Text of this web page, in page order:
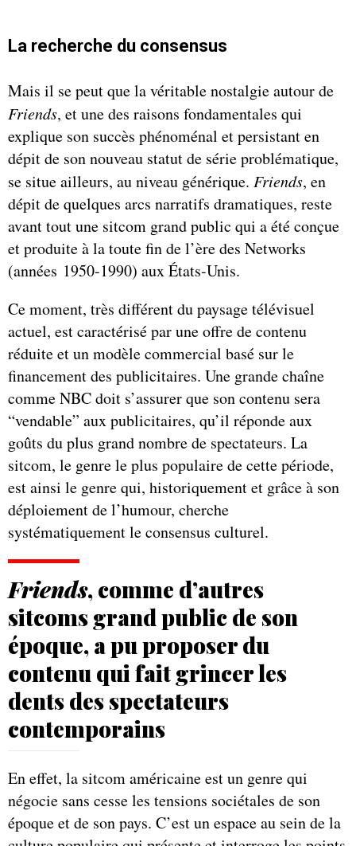
La recherche du consensus
Mais il se peut que la véritable nostalgie autour de
Friends, et une des raisons fondamentales qui
explique son succès phénoménal et persistant en
dépit de son nouveau statut de série problématique,
se situe ailleurs, au niveau générique. Friends, en
dépit de quelques arcs narratifs dramatiques, reste
avant tout une sitcom grand public qui a été conçue
et produite à la toute fin de l’ère des Networks
(années 1950-1990) aux États-Unis.
Ce moment, très différent du paysage télévisuel
actuel, est caractérisé par une offre de contenu
réduite et un modèle commercial basé sur le
financement des publicitaires. Une grande chaîne
comme NBC doit s’assurer que son contenu sera
“vendable” aux publicitaires, qu’il réponde aux
goûts du plus grand nombre de spectateurs. La
sitcom, le genre le plus populaire de cette période,
est ainsi le genre qui, historiquement et grâce à son
déploiement de l’humour, cherche
systématiquement le consensus culturel.
Friends, comme d’autres
sitcoms grand public de son
époque, a pu proposer du
contenu qui fait grincer les
dents des spectateurs
contemporains
En effet, la sitcom américaine est un genre qui
négocie sans cesse les tensions sociétales de son
époque et de son pays. C’est un espace au sein de la